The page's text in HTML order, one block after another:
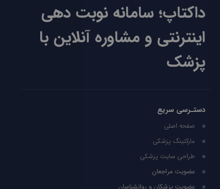
داکتاپ؛ سامانه نوبت دهی
اینترنتی و مشاوره آنلاین با
پزشک
دستـرسی سریع
صفحه اصلی
مارکتینگ پزشکی
طراحی سایت پزشکی
عضویت مراجعان
عضویت پزشکان و روانشناسان